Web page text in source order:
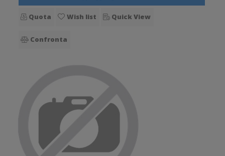
Quota Wish list Quick View
Confronta